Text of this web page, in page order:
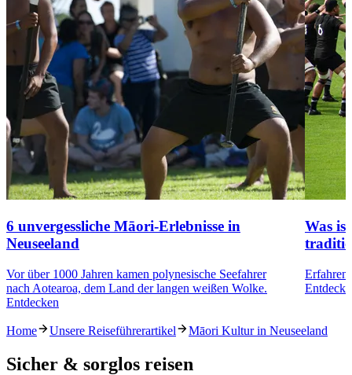
6 unvergessliche Māori-Erlebnisse in
Neuseeland
Vor über 1000 Jahren kamen polynesische Seefahrer
nach Aotearoa, dem Land der langen weißen Wolke.
Entdecken
Was
Erfahren
Home Unsere Reiseführerartikel Māori Kultur in Neuseeland
Sicher & sorglos reisen